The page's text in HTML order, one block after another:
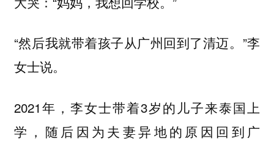
“然后我就带着孩子从广州回到了清迈。”李
女士说。
2021年，李女士带着3岁的儿子来泰国上
学，随后因为夫妻异地的原因回到广